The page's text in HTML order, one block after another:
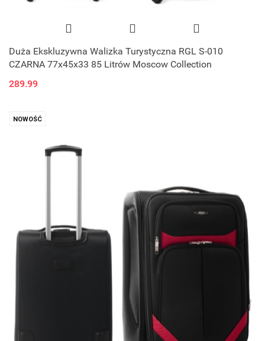
Duża Ekskluzywna Walizka Turystyczna RGL S-010
CZARNA 77x45x33 85 Litrów Moscow Collection
289.99
NOWOŚĆ